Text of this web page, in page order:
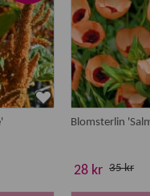
Blomsterlin
28 kr 35 kr